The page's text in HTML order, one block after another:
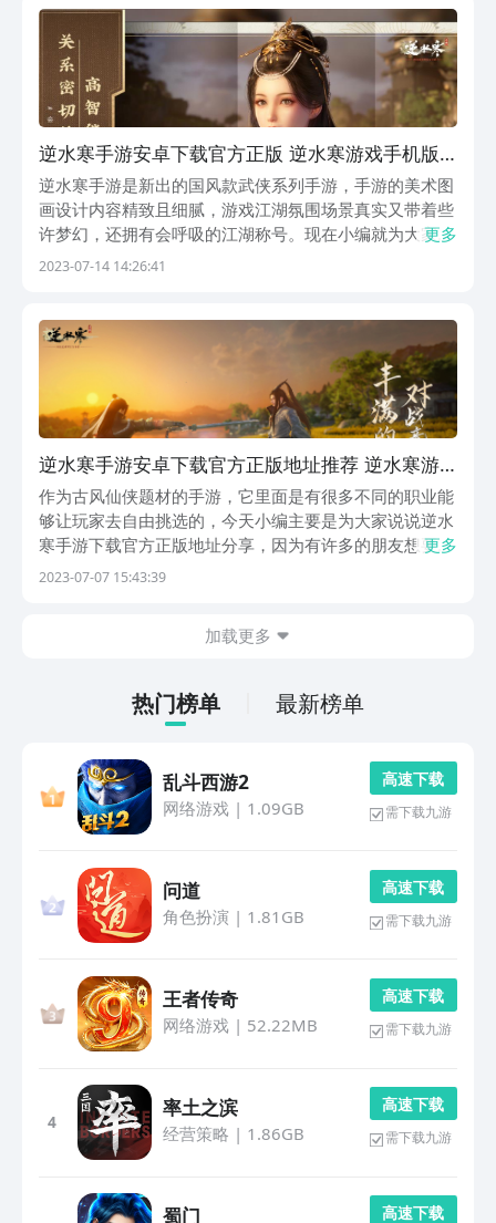
逆水寒手游安卓下载官方正版 逆水寒游戏手机版
下载链接
逆水寒手游是新出的国风款武侠系列手游，手游的美术图
画设计内容精致且细腻，游戏江湖氛围场景真实又带着些
许梦幻，还拥有会呼吸的江湖称号。现在小编就为大家介
绍下这款逆水寒手游下载官方渠道，也对手游逆水寒简单
更多
2023-07-14 14:26:41
逆水寒手游安卓下载官方正版地址推荐 逆水寒游
戏手机版最新安装渠道分享
作为古风仙侠题材的手游，它里面是有很多不同的职业能
够让玩家去自由挑选的，今天小编主要是为大家说说逆水
寒手游下载官方正版地址分享，因为有许多的朋友想要去
解锁并体验这款游戏，但是苦于找不到正规的渠道，而小
更多
2023-07-07 15:43:39
加载更多
热门榜单 最新榜单
乱斗西游2
网络游戏| 1.09GB
高 速 下 载
需下载九游
问道
角色扮演 | 1.81GB
高 速 下 载
需下载九游
王者传奇
网络游戏| 52.22MB
高 速 下 载
需下载九游
4
率土之滨
经营策略 | 1.86GB
高 速 下 载
需下载九游
蜀门 高 速 下 载